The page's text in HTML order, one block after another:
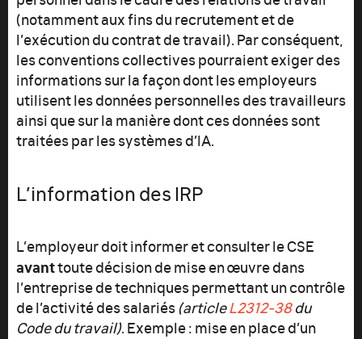
(notamment aux fins du recrutement et de
l’exécution du contrat de travail). Par conséquent,
les conventions collectives pourraient exiger des
informations sur la façon dont les employeurs
utilisent les données personnelles des travailleurs
ainsi que sur la manière dont ces données sont
traitées par les systèmes d’IA.
L’information des IRP
L’employeur doit informer et consulter le CSE
avanttoute décision de mise en œuvre dans
l’entreprise de techniques permettant un contrôle
de l’activité des salariés(articleL2312-38du
Code du travail). Exemple : mise en place d’un